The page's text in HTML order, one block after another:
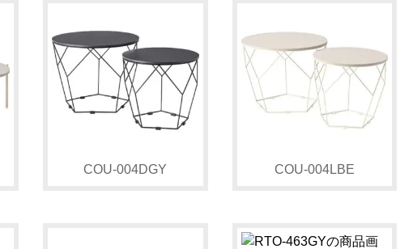
COU-004DGY COU-004LBE